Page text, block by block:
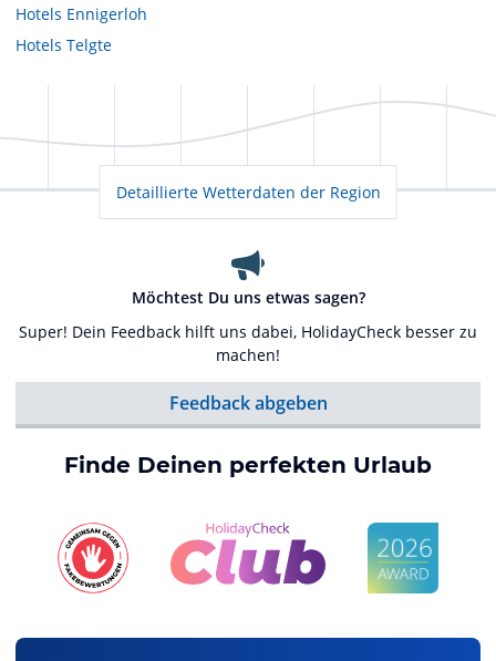
Hotels Ennigerloh
Hotels Telgte
Detaillierte Wetterdaten der Region
Möchtest Du uns etwas sagen?
Super! Dein Feedback hilft uns dabei, HolidayCheck besser zu
machen!
Feedback abgeben
Finde Deinen perfekten Urlaub